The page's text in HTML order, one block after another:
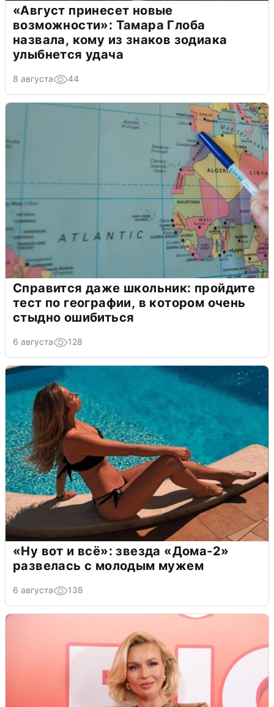
«Август принесет новые
возможности»: Тамара Глоба
назвала, кому из знаков зодиака
улыбнется удача
8 августа 44
Справится даже школьник: пройдите
тест по географии, в котором очень
стыдно ошибиться
6 августа 128
«Ну вот и всё»: звезда «Дома-2»
развелась с молодым мужем
6 августа 138